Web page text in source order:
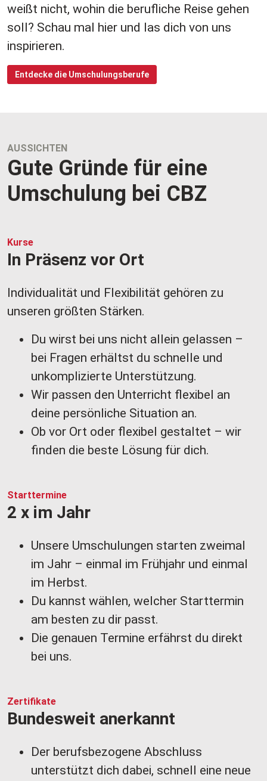
weißt nicht, wohin die berufliche Reise gehen
soll? Schau mal hier und las dich von uns
inspirieren.
Entdecke die Umschulungsberufe
AUSSICHTEN
Gute Gründe für eine
Umschulung bei CBZ
Kurse
In Präsenz vor Ort
Individualität und Flexibilität gehören zu
unseren größten Stärken.
Du wirst bei uns nicht allein gelassen –
bei Fragen erhältst du schnelle und
unkomplizierte Unterstützung.
Wir passen den Unterricht flexibel an
deine persönliche Situation an.​​​​​​​
Ob vor Ort oder flexibel gestaltet – wir
finden die beste Lösung für dich.
Starttermine
2 x im Jahr
Unsere Umschulungen starten zweimal
im Jahr – einmal im Frühjahr und einmal
im Herbst.
Du kannst wählen, welcher Starttermin
am besten zu dir passt.
Die genauen Termine erfährst du direkt
bei uns.
Zertifikate
Bundesweit anerkannt
Der berufsbezogene Abschluss
unterstützt dich dabei, schnell eine neue